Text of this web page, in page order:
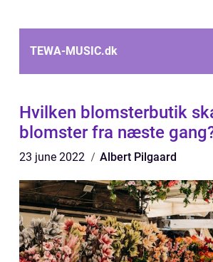
TEWA-MUSIC.dk
Hvilken blomsterbutik
blomster fra næste
23 june 2022 Albert Pilgaard